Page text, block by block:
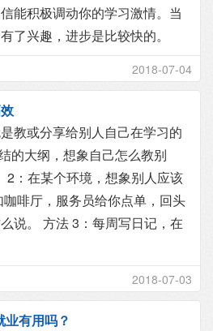
能积极调动你的学习激情。当
了兴趣，进步是比较快的。
2018-07-04
教或分享给别人自己在学习的
的大纲，想象自己怎么教别
2：在某个环境，想象别人应该
啡厅，服务员给你点单，回头
说。 方法 3：每周写日记，在
2018-07-03
有用吗？